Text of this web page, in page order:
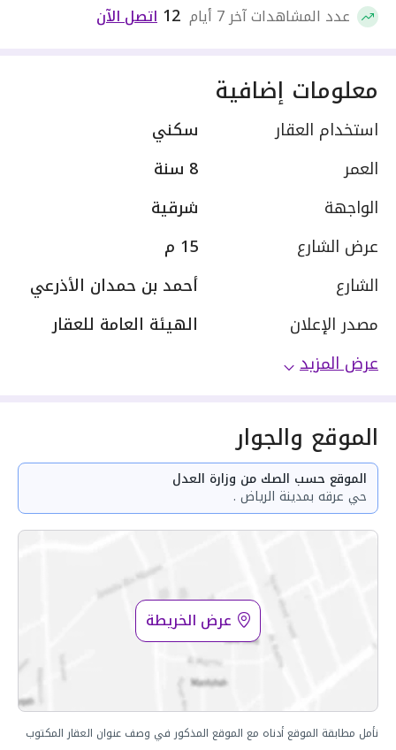
عدد المشاهدات آخر 7 أيام 12 اتصل الآن
معلومات إضافية
استخدام العقار
سكني
العمر
8 سنة
الواجهة
شرقية
عرض الشارع
15 م
الشارع
أحمد بن حمدان الأذرعي
مصدر الإعلان
الهيئة العامة للعقار
عرض المزيد
الموقع والجوار
الموقع حسب الصك من وزارة العدل
حي عرقه بمدينة الرياض .
عرض الخريطة
نأمل مطابقة الموقع أدناه مع الموقع المذكور في وصف عنوان العقار المكتوب